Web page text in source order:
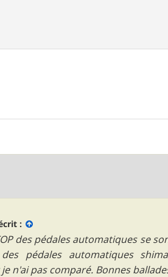
:
des pédales automatiques se
pédales automatiques
n'ai pas comparé. Bonnes